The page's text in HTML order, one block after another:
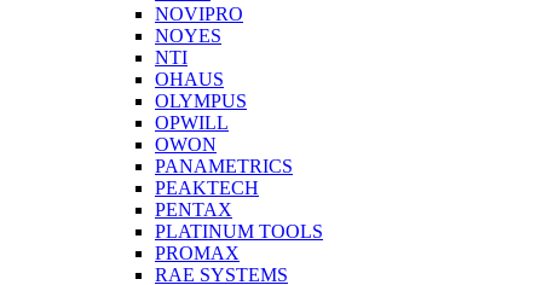
NOVIPRO
NOYES
NTI
OHAUS
OLYMPUS
OPWILL
OWON
PANAMETRICS
PEAKTECH
PENTAX
PLATINUM TOOLS
PROMAX
RAE SYSTEMS